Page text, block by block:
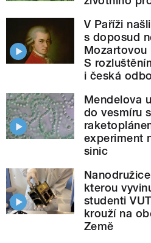
V Paříži
s doposud
Mozartovou
S
i česká
Mendelova
do vesmíru
experiment
sinic
kterou
studenti
krouží na
Země